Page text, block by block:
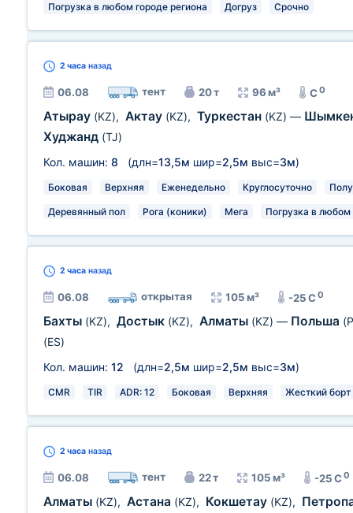
Погрузка в любом городе региона Догруз Срочно
2 часа назад
06.08 тент 20 т 96 м³ C0
Атырау (KZ), Актау (KZ), Туркестан (KZ) —
Худжанд (TJ)
Кол. машин: 8 (длн=13,5м шир=2,5м выс=3м)
Боковая Верхняя Еженедельно Круглосуточно
Деревянный пол Рога (коники) Мега Погрузка в любом
2 часа назад
06.08 открытая 105 м³ -25 C0
Бахты (KZ), Достык (KZ), Алматы (KZ) — Польша
(ES)
Кол. машин: 12 (длн=2,5м шир=2,5м выс=3м)
CMR TIR ADR: 12 Боковая Верхняя Жесткий борт
2 часа назад
06.08 тент 22 т 105 м³ -25 C0
Алматы (KZ), Астана (KZ), Кокшетау (KZ),